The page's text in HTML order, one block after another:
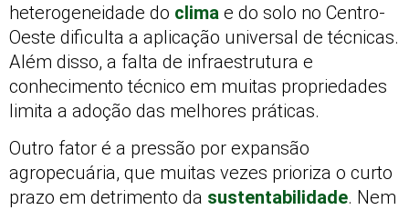
heterogeneidade do clima e do solo no Centro-
Oeste dificulta a aplicação universal de técnicas.
Além disso, a falta de infraestrutura e
conhecimento técnico em muitas propriedades
limita a adoção das melhores práticas.
Outro fator é a pressão por expansão
agropecuária, que muitas vezes prioriza o curto
prazo em detrimento da sustentabilidade. Nem